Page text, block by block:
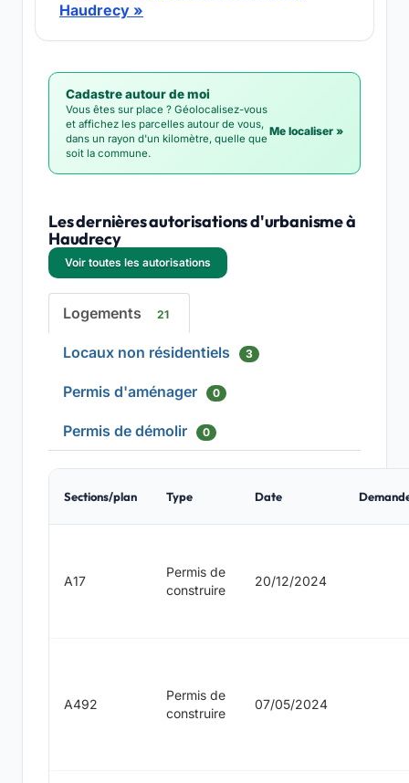
Haudrecy »
Cadastre autour de moi
Vous êtes sur place ? Géolocalisez-vous
et affichez les parcelles autour de vous,
dans un rayon d'un kilomètre, quelle que
soit la commune.
Me localiser »
Les dernières autorisations d'urbanisme à
Haudrecy
Voir toutes les autorisations
Logements 21
Locaux non résidentiels 3
Permis d'aménager 0
Permis de démolir 0
Sections/plan Type Date
A17
Permis de
construire
20/12/2024
A492
Permis de
construire
07/05/2024